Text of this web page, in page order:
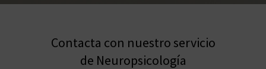
Contacta con nuestro servicio
de Neuropsicología